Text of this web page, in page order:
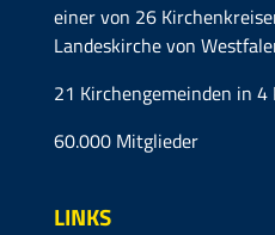
einer von 26
Landeskirche von
21 Kirchengemeinden in
60.000 Mitglieder
LINKS